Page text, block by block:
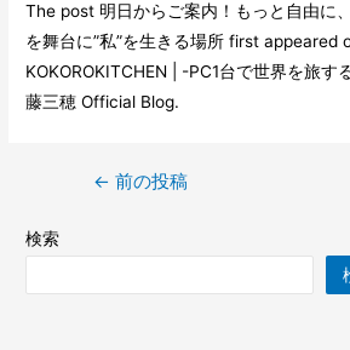
The post 明日からご案内！もっと自由に
を舞台に”私”を生きる場所 first appeared
KOKOROKITCHEN | -PC1台で世界を旅す
藤三穂 Official Blog.
← 前の投稿
検索